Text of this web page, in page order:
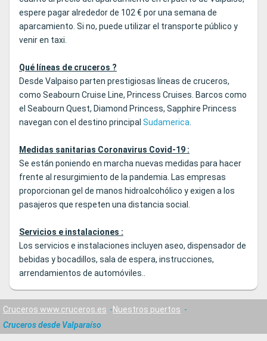
espere pagar alrededor de 102 € por una semana de
aparcamiento. Si no, puede utilizar el transporte público y
venir en taxi.
Qué líneas de cruceros ?
Desde Valpaiso parten prestigiosas líneas de cruceros,
como Seabourn Cruise Line, Princess Cruises. Barcos como
el Seabourn Quest, Diamond Princess, Sapphire Princess
navegan con el destino principal Sudamerica.
Medidas sanitarias Coronavirus Covid-19 :
Se están poniendo en marcha nuevas medidas para hacer
frente al resurgimiento de la pandemia. Las empresas
proporcionan gel de manos hidroalcohólico y exigen a los
pasajeros que respeten una distancia social.
Servicios e instalaciones :
Los servicios e instalaciones incluyen aseo, dispensador de
bebidas y bocadillos, sala de espera, instrucciones,
arrendamientos de automóviles..
Cruceros www.cruceros.es
Nuestros puertos
Cruceros desde Valparaíso